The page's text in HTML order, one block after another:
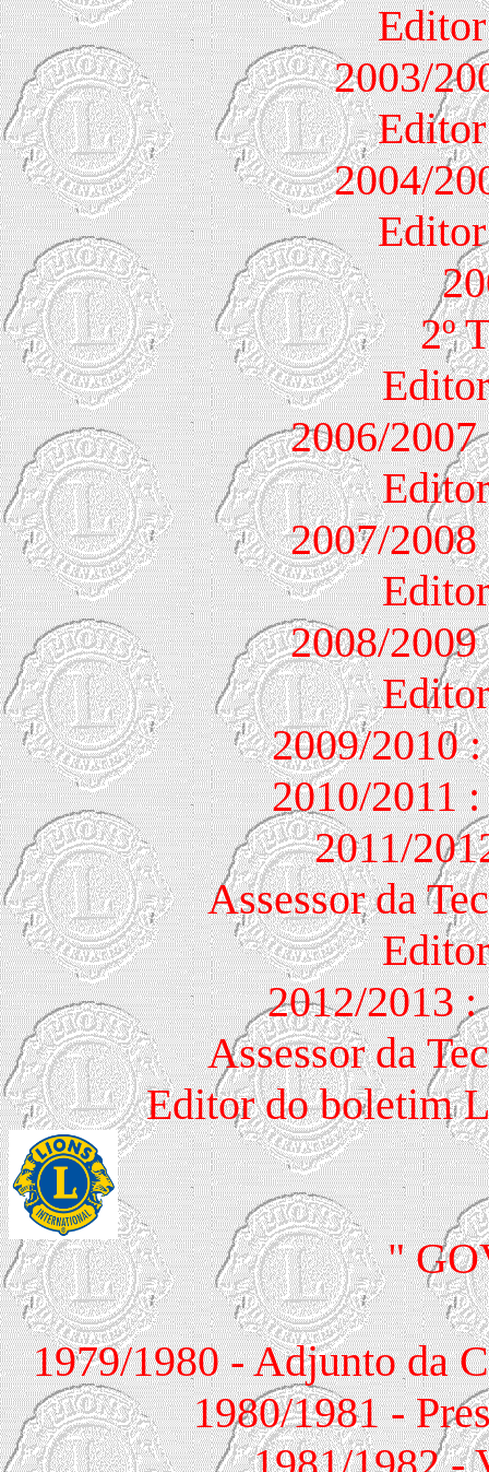
2003/
2004/
2º
2006/
2007/
2008/
2009/2010
2010/2011
2011/
Assessor da
2012/2013
Assessor da
Editor do boletim
"
1979/1980 - Adjunto da
1980/1981 -